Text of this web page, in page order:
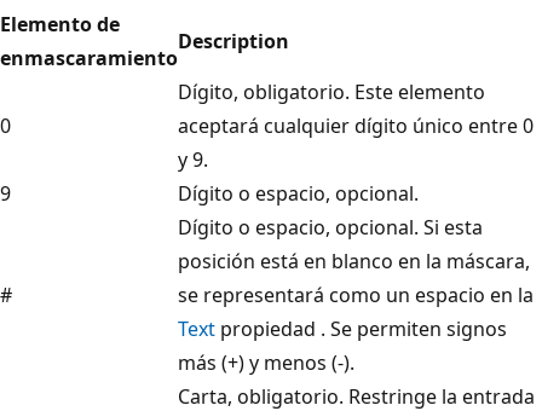
Elemento de
enmascaramiento
Description
0
Dígito, obligatorio. Este elemento
aceptará cualquier dígito único entre 0
y 9.
9
Dígito o espacio, opcional.
#
Dígito o espacio, opcional. Si esta
posición está en blanco en la máscara,
se representará como un espacio en la
Text propiedad . Se permiten signos
más (+) y menos (-).
Carta, obligatorio. Restringe la entrada